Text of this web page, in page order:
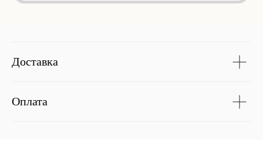
Доставка
Оплата